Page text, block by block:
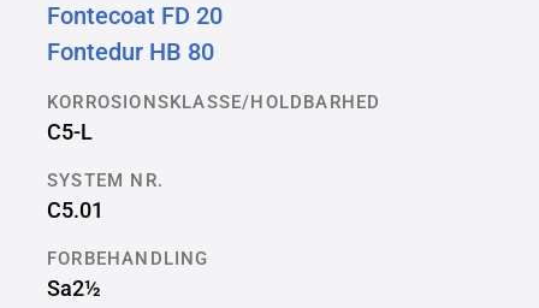
Fontecoat FD 20
Fontedur HB 80
KORROSIONSKLASSE/HOLDBARHED
C5-L
SYSTEM NR.
C5.01
FORBEHANDLING
Sa2½